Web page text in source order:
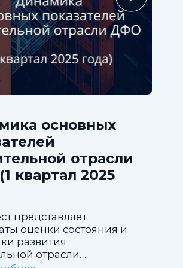
основных
отрасли
квартал 2025
представляет
оценки состояния и
развития
отрасли